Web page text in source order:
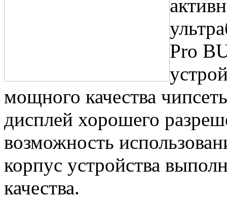
Pro
мощного качества
дисплей хорошего
возможность
корпус устройства
качества.